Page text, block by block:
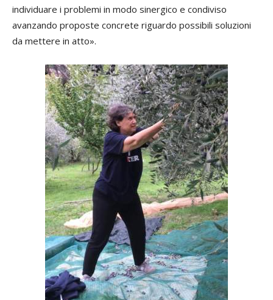
individuare i problemi in modo sinergico e condiviso
avanzando proposte concrete riguardo possibili soluzioni
da mettere in atto».